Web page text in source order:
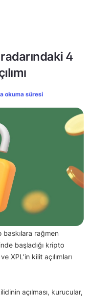
4
okuma süresi
rağmen
başladığı kripto
XPL’in kilit açılımları
açılması, kurucular,